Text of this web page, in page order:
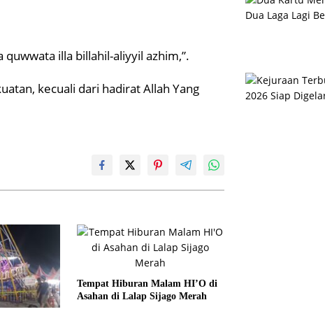
illa billahil-aliyyil azhim,”.
kecuali dari hadirat Allah Yang
Tempat Hiburan Malam HI’O di
Asahan di Lalap Sijago Merah